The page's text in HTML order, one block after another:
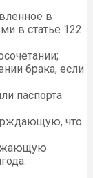
в
в статье 122
брака, если
паспорта
что